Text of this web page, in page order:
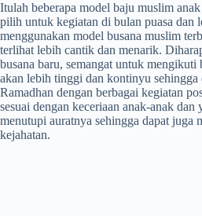
Itulah beberapa model baju muslim
pilih untuk kegiatan di bulan puasa dan
menggunakan model busana muslim
terlihat lebih cantik dan menarik.
busana baru, semangat untuk mengikuti
akan lebih tinggi dan kontinyu sehingga
Ramadhan dengan berbagai kegiatan
sesuai dengan keceriaan anak-anak
menutupi auratnya sehingga dapat juga
kejahatan.